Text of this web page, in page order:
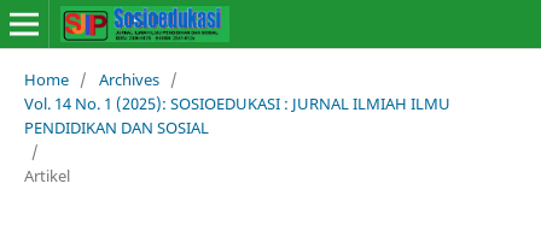
Home / Archives /
Vol. 14 No. 1 (2025): SOSIOEDUKASI : JURNAL ILMIAH ILMU
PENDIDIKAN DAN SOSIAL
/
Artikel